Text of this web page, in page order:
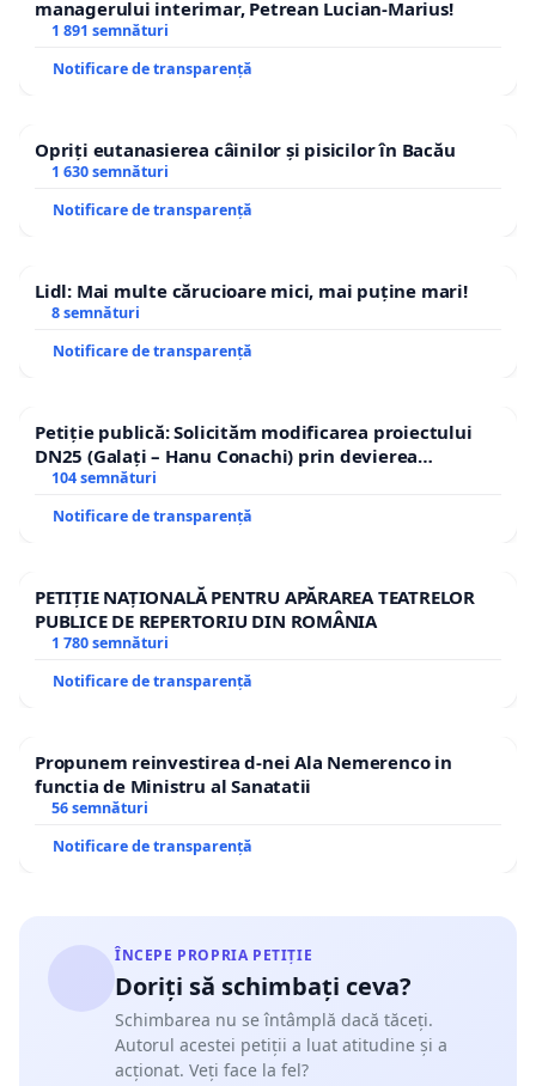
managerului interimar, Petrean Lucian-Marius!
1 891 semnături
Notificare de transparență
Opriți eutanasierea câinilor și pisicilor în Bacău
1 630 semnături
Notificare de transparență
Lidl: Mai multe cărucioare mici, mai puține mari!
8 semnături
Notificare de transparență
Petiție publică: Solicităm modificarea proiectului
DN25 (Galați – Hanu Conachi) prin devierea
traseului în afara localităților!
104 semnături
Notificare de transparență
PETIȚIE NAȚIONALĂ PENTRU APĂRAREA TEATRELOR
PUBLICE DE REPERTORIU DIN ROMÂNIA
1 780 semnături
Notificare de transparență
Propunem reinvestirea d-nei Ala Nemerenco in
functia de Ministru al Sanatatii
56 semnături
Notificare de transparență
ÎNCEPE PROPRIA PETIȚIE
Doriți să schimbați ceva?
Schimbarea nu se întâmplă dacă tăceți.
Autorul acestei petiții a luat atitudine și a
acționat. Veți face la fel?